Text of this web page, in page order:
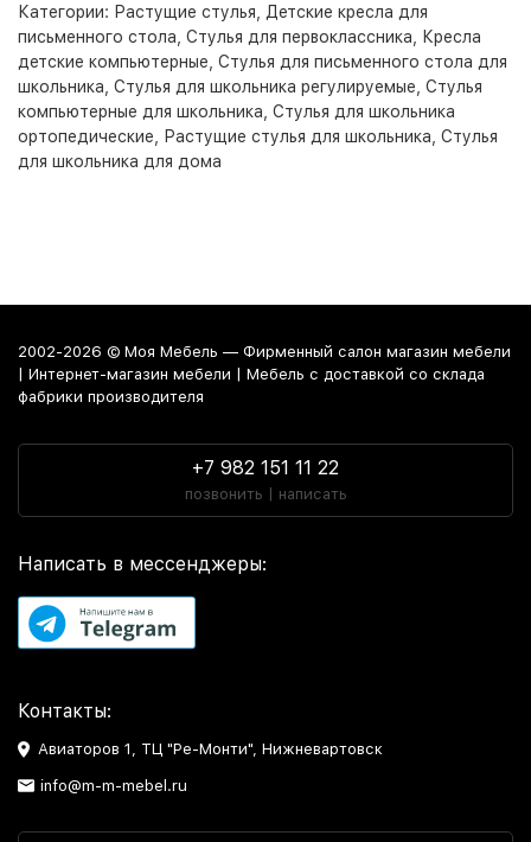
Категории: Растущие стулья
Детские кресла для
письменного стола Стулья для первоклассника
Кресла
детские компьютерные Стулья для письменного стола для
школьника Стулья для школьника регулируемые Стулья
компьютерные для школьника Стулья для школьника
ортопедические
Растущие стулья для школьника Стулья
для школьника для дома
2002-2026 © Моя Мебель — Фирменный салон магазин мебели
| Интернет-магазин мебели | Мебель с доставкой со склада
фабрики производителя
+7 982 151 11 22
позвонить | написать
Написать в мессенджеры:
Контакты:
Авиаторов 1, ТЦ "Ре-Монти", Нижневартовск
info@m-m-mebel.ru